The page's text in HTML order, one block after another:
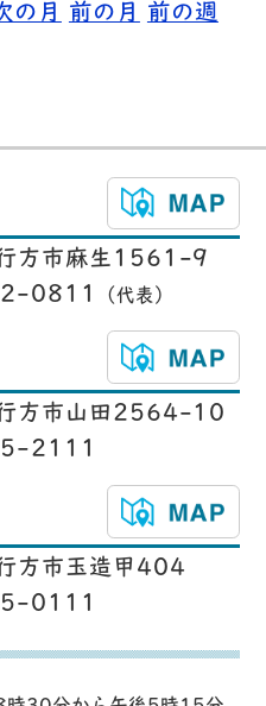
の月 前の月
前の週
方市麻生1561-9
0811
（代表）
方市山田2564-10
2111
方市玉造甲404
0111